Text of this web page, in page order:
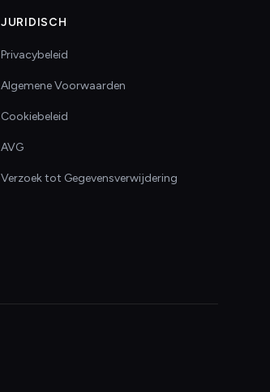
JURIDISCH
Privacybeleid
Algemene Voorwaarden
Cookiebeleid
AVG
Verzoek tot Gegevensverwijdering